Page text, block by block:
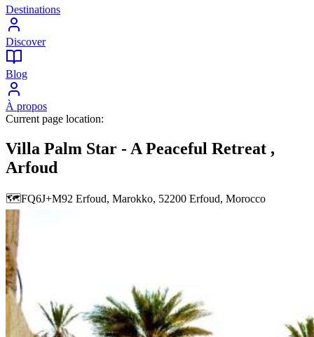
Destinations
Discover
Blog
À propos
Current page location:
Villa Palm Star - A Peaceful Retreat ,
Arfoud
🗺️FQ6J+M92 Erfoud, Marokko, 52200 Erfoud, Morocco